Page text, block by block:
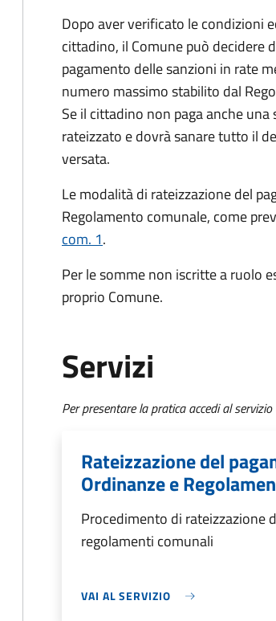
Dopo aver verificato le condizioni
cittadino, il Comune può decidere
pagamento delle sanzioni in rate
numero massimo stabilito dal
Se il cittadino non paga anche
rateizzato e dovrà sanare tutto il
versata.
Le modalità di rateizzazione del
Regolamento comunale, come
com. 1.
Per le somme non iscritte a ruolo
proprio Comune.
Servizi
Per presentare la pratica accedi al
Rateizzazione del
Ordinanze e
Procedimento di rateizzazione
regolamenti comunali
VAI AL SERVIZIO